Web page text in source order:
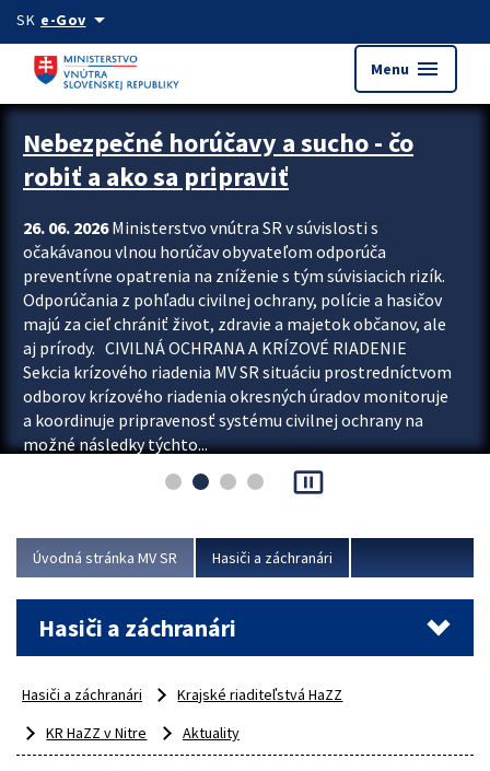
Preskocit na hlavný obsah
SK e-Govarrow_drop_down
Menu menu
Zastavit automatický posun upútavok
Nebezpečné horúčavy a sucho - čo
robiť a ako sa pripraviť
26. 06. 2026Ministerstvo vnútra SR v súvislosti s
očakávanou vlnou horúčav obyvateľom odporúča
preventívne opatrenia na zníženie s tým súvisiacich rizík.
Odporúčania z pohľadu civilnej ochrany, polície a hasičov
majú za cieľ chrániť život, zdravie a majetok občanov, ale
aj prírody. CIVILNÁ OCHRANA A KRÍZOVÉ RIADENIE
Sekcia krízového riadenia MV SR situáciu prostredníctvom
odborov krízového riadenia okresných úradov monitoruje
a koordinuje pripravenosť systému civilnej ochrany na
možné následky týchto...
pause_presentation
Úvodná stránka MV SR Hasiči a záchranári
Hasiči a záchranári
Hasiči a záchranári
Krajské riaditeľstvá HaZZ
KR HaZZ v Nitre
Aktuality